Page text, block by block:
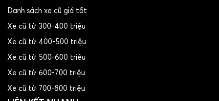
Danh sách xe cũ giá tốt
Xe cũ từ 300-400 triệu
Xe cũ từ 400-500 triệu
Xe cũ từ 500-600 triêu
Xe cũ từ 600-700 triệu
Xe cũ từ 700-800 triệu